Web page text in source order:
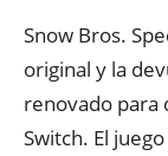
Snow Bros.
original y la
renovado para
Switch. El